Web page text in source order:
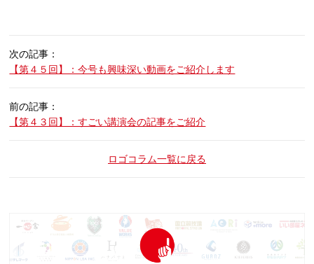
次の記事：
【第４５回】：今号も興味深い動画をご紹介します
前の記事：
【第４３回】：すごい講演会の記事をご紹介
ロゴコラム一覧に戻る